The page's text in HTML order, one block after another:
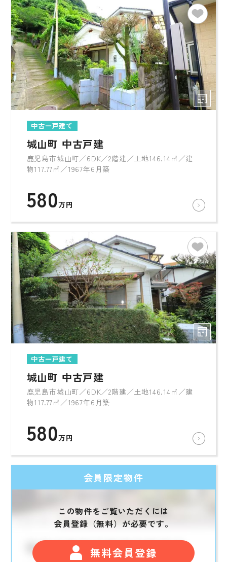
中古一戸建て
城山町 中古戸建
鹿児島市城山町／6DK／2階建／土地146.14㎡／建
物117.77㎡／1967年6月築
580万円
中古一戸建て
城山町 中古戸建
鹿児島市城山町／6DK／2階建／土地146.14㎡／建
物117.77㎡／1967年6月築
580万円
会員限定物件
この物件をご覧いただくには
会員登録（無料）が必要です。
無料会員登録